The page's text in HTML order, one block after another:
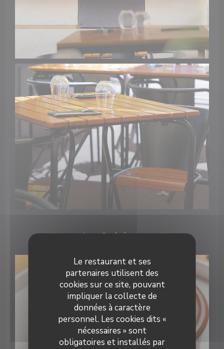
Le restaurant et ses
partenaires utilisent des
cookies sur ce site, pouvant
impliquer la collecte de
données à caractère
personnel. Les cookies dits «
nécessaires » sont
obligatoires et installés par
La Cuisine